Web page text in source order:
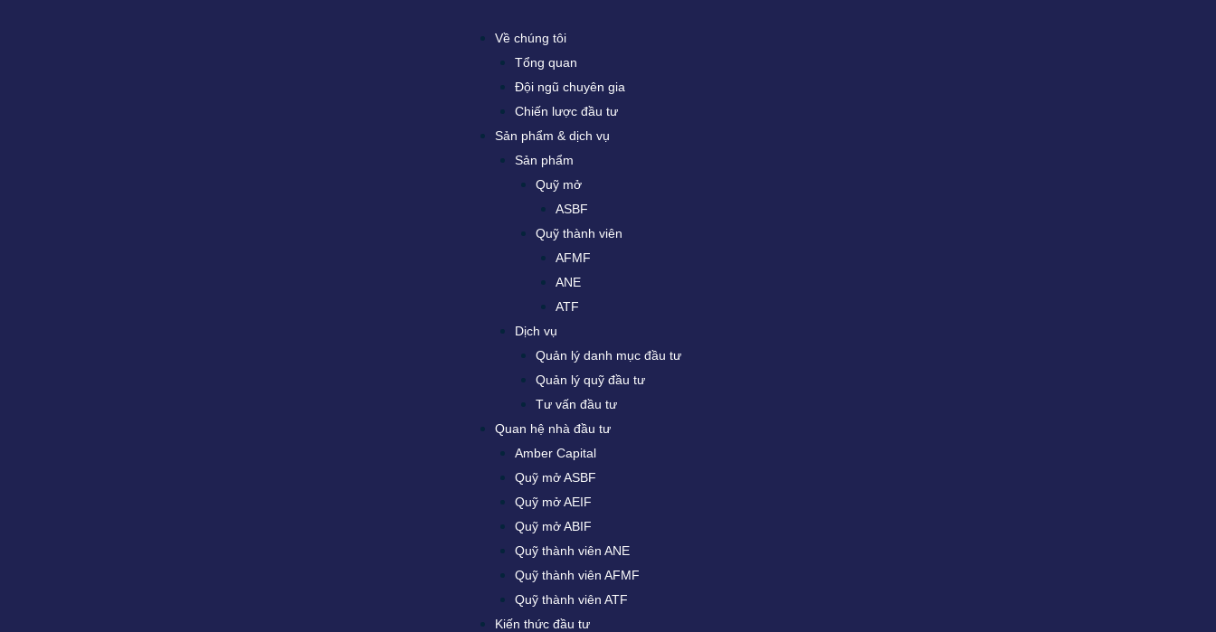
Về chúng tôi
Tổng quan
Đội ngũ chuyên gia
Chiến lược đầu tư
Sản phẩm & dịch vụ
Sản phẩm
Quỹ mở
ASBF
Quỹ thành viên
AFMF
ANE
ATF
Dịch vụ
Quản lý danh mục đầu tư
Quản lý quỹ đầu tư
Tư vấn đầu tư
Quan hệ nhà đầu tư
Amber Capital
Quỹ mở ASBF
Quỹ mở AEIF
Quỹ mở ABIF
Quỹ thành viên ANE
Quỹ thành viên AFMF
Quỹ thành viên ATF
Kiến thức đầu tư